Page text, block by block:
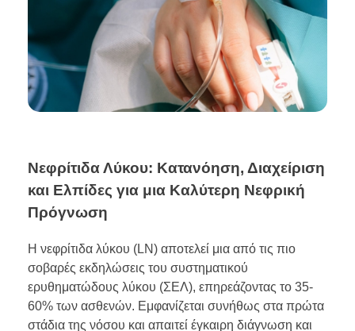
Νεφρίτιδα Λύκου: Κατανόηση, Διαχείριση
και Ελπίδες για μια Καλύτερη Νεφρική
Πρόγνωση
Η νεφρίτιδα λύκου (LN) αποτελεί μια από τις πιο
σοβαρές εκδηλώσεις του συστηματικού
ερυθηματώδους λύκου (ΣΕΛ), επηρεάζοντας το 35-
60% των ασθενών. Εμφανίζεται συνήθως στα πρώτα
στάδια της νόσου και απαιτεί έγκαιρη διάγνωση και